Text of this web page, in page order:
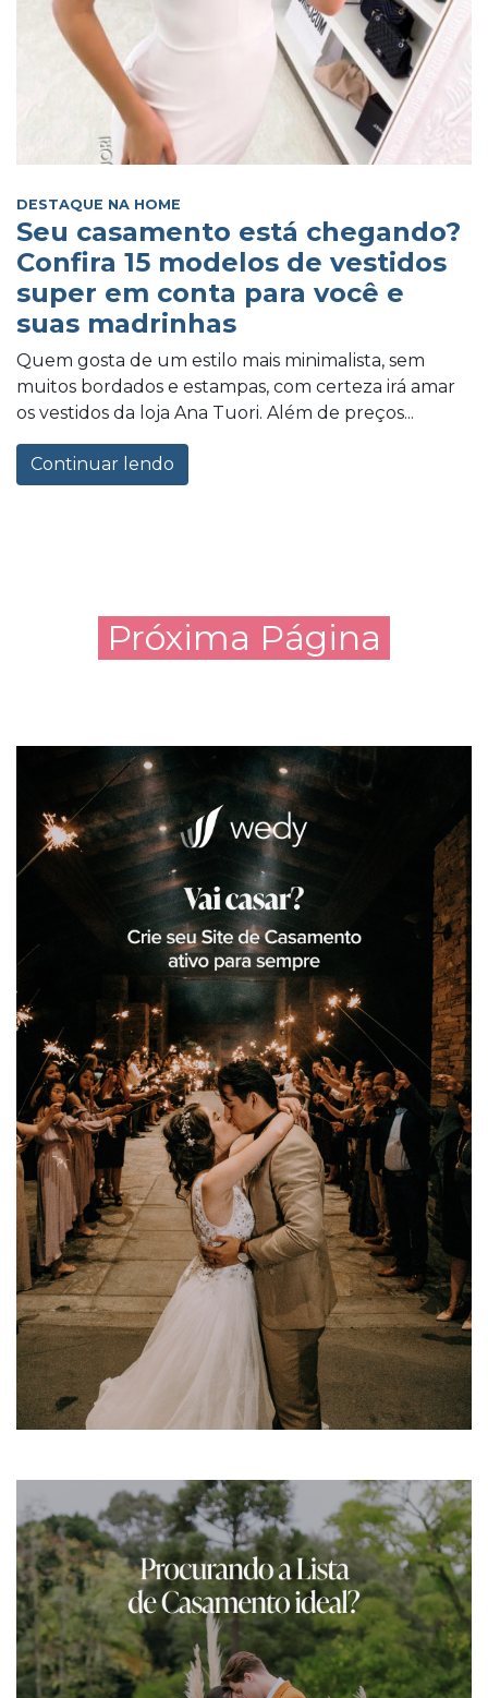
DESTAQUE NA HOME
Seu casamento está chegando?
Confira 15 modelos de vestidos
super em conta para você e
suas madrinhas
Quem gosta de um estilo mais minimalista, sem
muitos bordados e estampas, com certeza irá amar
os vestidos da loja Ana Tuori. Além de preços...
Continuar lendo
Próxima Página